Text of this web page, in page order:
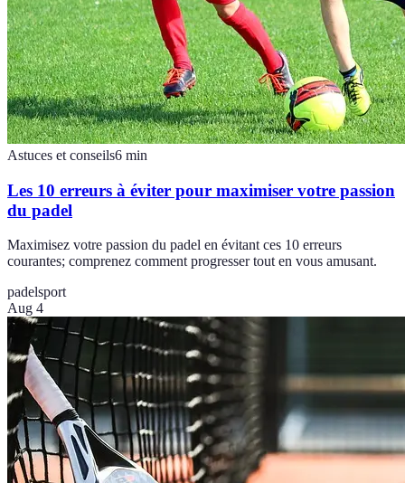
Astuces et conseils6 min
Les 10 erreurs à éviter pour maximiser votre passion
du padel
Maximisez votre passion du padel en évitant ces 10 erreurs
courantes; comprenez comment progresser tout en vous amusant.
padelsport
Aug 4